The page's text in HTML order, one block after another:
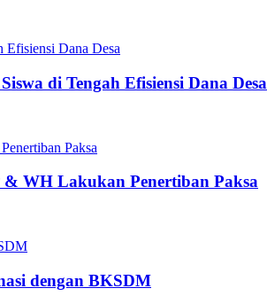
di Tengah Efisiensi Dana Desa
WH Lakukan Penertiban Paksa
dengan BKSDM